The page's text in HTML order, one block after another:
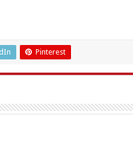
Pinterest